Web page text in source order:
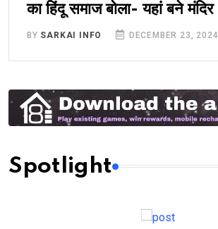
का हिंदू समाज बोला- यहां बने मंदिर
BY SARKAI INFO DECEMBER 23, 2024
Spotlight